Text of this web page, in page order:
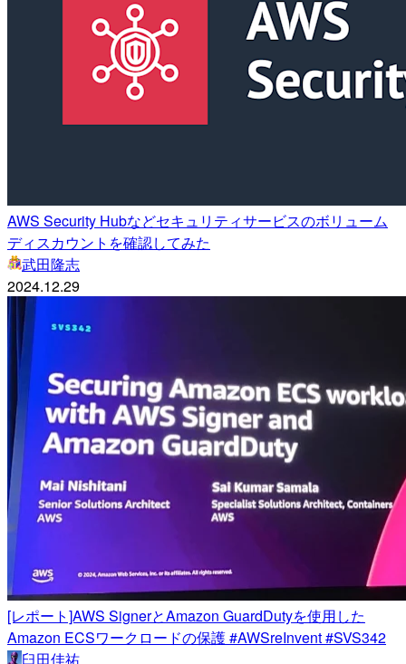
AWS Security Hubなどセキュリティサービスのボリューム
ディスカウントを確認してみた
武田隆志
2024.12.29
[レポート]AWS SignerとAmazon GuardDutyを使用した
Amazon ECSワークロードの保護 #AWSreInvent #SVS342
臼田佳祐